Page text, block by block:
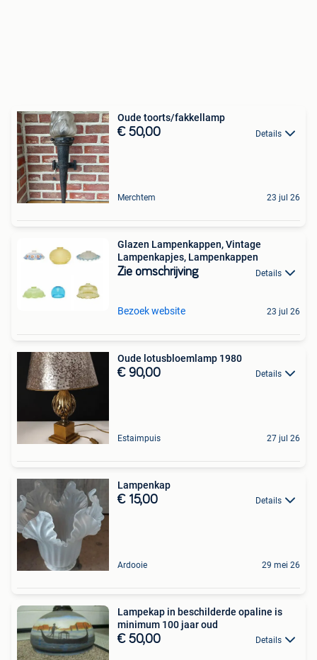
Oude toorts/fakkellamp
€ 50,00 Details
Merchtem 23 jul 26
Glazen Lampenkappen, Vintage
Lampenkapjes, Lampenkappen
Zie omschrijving Details
Bezoek website 23 jul 26
Oude lotusbloemlamp 1980
€ 90,00 Details
Estaimpuis 27 jul 26
Lampenkap
€ 15,00 Details
Ardooie 29 mei 26
Lampekap in beschilderde opaline is
minimum 100 jaar oud
€ 50,00 Details